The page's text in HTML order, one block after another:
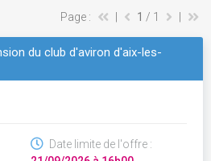
Page : 1 / 1
du club d'aviron d'aix-les-
Date limite de l'offre :